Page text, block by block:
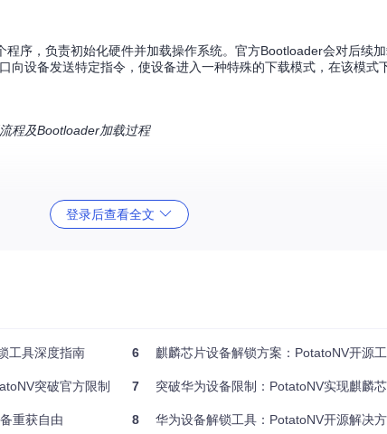
序，负责初始化硬件并加载操作系统。官方Bootloader会对后续
向设备发送特定指令，使设备进入一种特殊的下载模式，在该模式
程及Bootloader加载过程
po/PotatoNV
法被电脑识别。
软化。
登录后查看全文
工具深度指南
突破官方限制
重获自由
6 麒麟芯片设备解锁方案：PotatoNV开源
7 突破华为设备限制：PotatoNV实现麒麟
8 华为设备解锁工具：PotatoNV开源解决